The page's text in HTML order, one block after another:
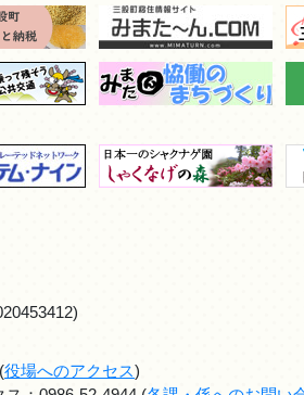
役場へのアクセス)